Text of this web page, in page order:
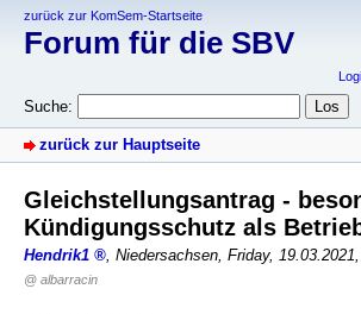
zurück zur KomSem-Startseite
Forum für die SBV
Suche:
zurück zur Hauptseite
Gleichstellungsantrag -
Kündigungsschutz als
Hendrik1 , Niedersachsen, Friday,
@ albarracin